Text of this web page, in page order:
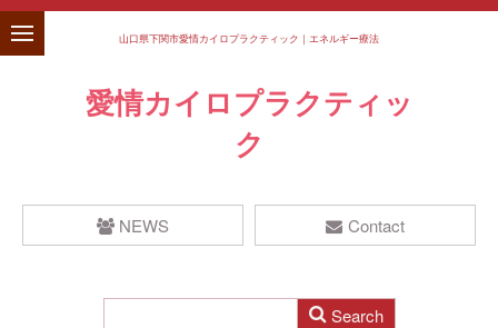
山口県下関市愛情カイロプラクティック｜エネルギー療法
愛情カイロプラクティッ
ク
NEWS Contact